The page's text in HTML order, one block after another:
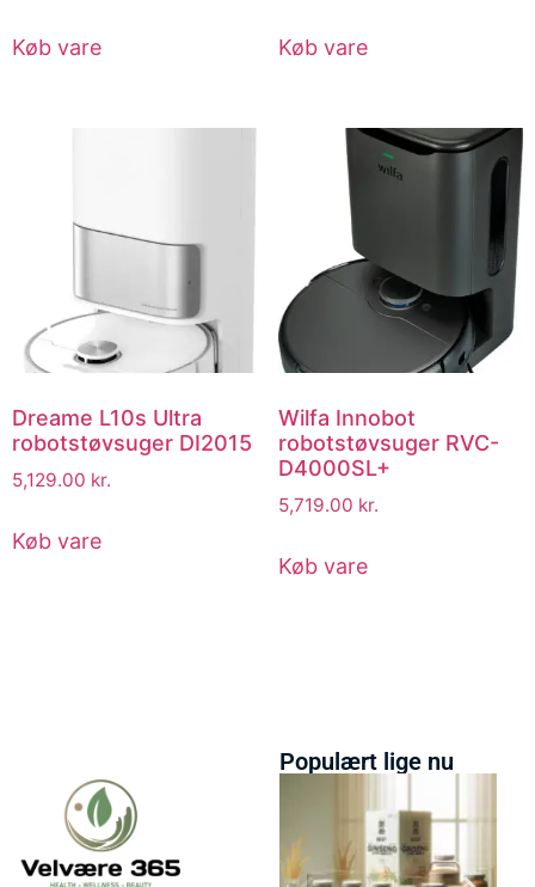
Køb vare Køb vare
Dreame L10s Ultra
robotstøvsuger DI2015
5,129.00 kr.
Køb vare
Wilfa Innobot
robotstøvsuger RVC-
D4000SL+
5,719.00 kr.
Køb vare
Populært lige nu